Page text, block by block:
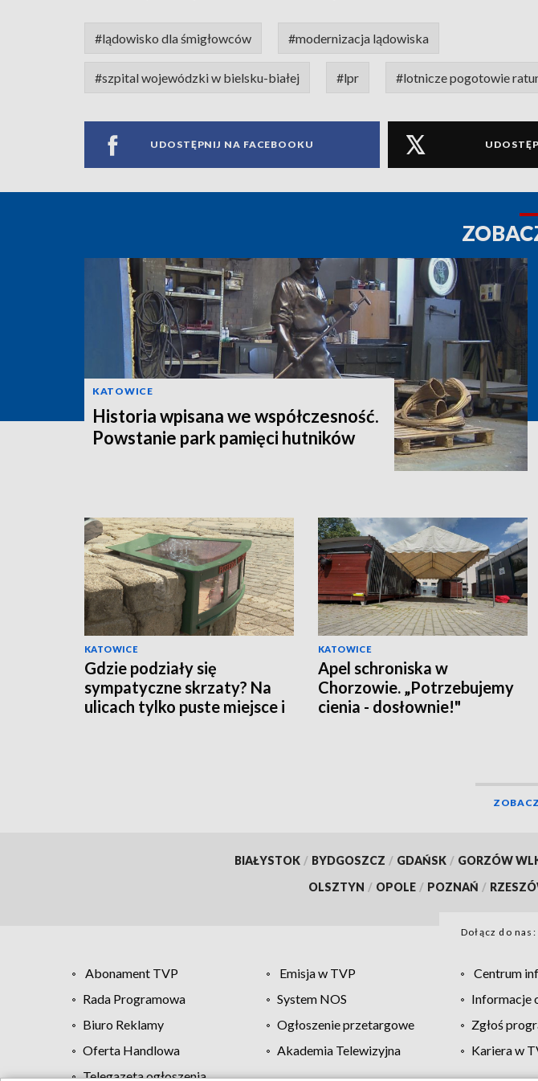
#lądowisko dla śmigłowców #modernizacja lądowiska
#szpital wojewódzki w bielsku-białej #lpr #lotnicze pogotowie
UDOSTĘPNIJ NA FACEBOOKU
KATOWICE
Historia wpisana we współczesność.
Powstanie park pamięci hutników
KATOWICE
Gdzie podziały się
sympatyczne skrzaty? Na
ulicach tylko puste miejsce i
KATOWICE
Apel schroniska w
Chorzowie. „Potrzebujemy
cienia - dosłownie!"
BIAŁYSTOK / BYDGOSZCZ / GDAŃSK / GORZÓW
OLSZTYN / OPOLE / POZNAŃ /
Dołącz do nas:
Abonament TVP Emisja w TVP Centrum
Rada Programowa
System NOS Informacje
Biuro Reklamy
Ogłoszenie przetargowe Zgłoś
Oferta Handlowa
Akademia Telewizyjna Kariera w
Telegazeta ogłoszenia